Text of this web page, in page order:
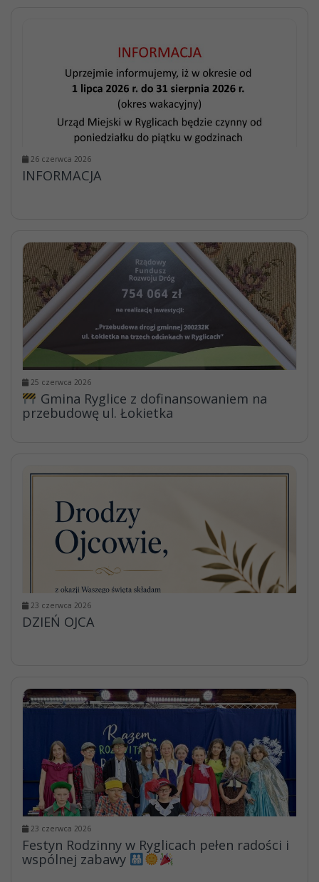
26 czerwca 2026
INFORMACJA
25 czerwca 2026
Gmina Ryglice z dofinansowaniem na
przebudowę ul. Łokietka
23 czerwca 2026
DZIEŃ OJCA
23 czerwca 2026
Festyn Rodzinny w Ryglicach pełen radości i
wspólnej zabawy